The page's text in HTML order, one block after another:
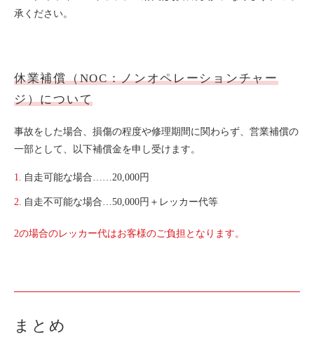
承ください。
休業補償（NOC：ノンオペレーションチャー
ジ）について
事故をした場合、損傷の程度や修理期間に関わらず、営業補償の
一部として、以下補償金を申し受けます。
自走可能な場合……20,000円
自走不可能な場合…50,000円＋レッカー代等
2の場合のレッカー代はお客様のご負担となります。
まとめ